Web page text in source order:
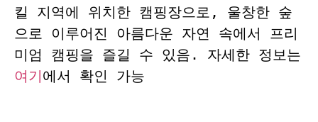
킬 지역에 위치한 캠핑장으로, 울창한 숲
으로 이루어진 아름다운 자연 속에서 프리
여기에서 확인 가능